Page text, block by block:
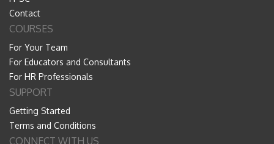
Contact
COURSES
For Your Team
For Educators and Consultants
For HR Professionals
SUPPORT
Getting Started
Terms and Conditions
CONNECT WITH US